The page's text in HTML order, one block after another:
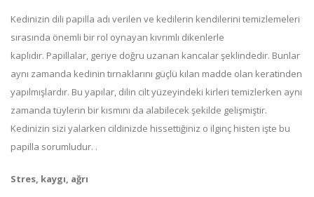
Kedinizin dili papilla adı verilen ve kedilerin kendilerini temizlemeleri
sırasında önemli bir rol oynayan kıvrımlı dikenlerle
kaplıdır. Papillalar, geriye doğru uzanan kancalar şeklindedir. Bunlar
aynı zamanda kedinin tırnaklarını güçlü kılan madde olan keratinden
yapılmışlardır. Bu yapılar, dilin cilt yüzeyindeki kirleri temizlerken aynı
zamanda tüylerin bir kısmını da alabilecek şekilde gelişmiştir.
Kedinizin sizi yalarken cildinizde hissettiğiniz o ilginç histen işte bu
papilla sorumludur. .
Stres, kaygı, ağrı